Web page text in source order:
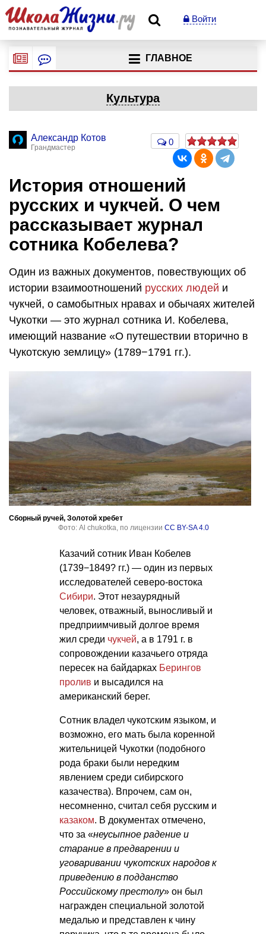
Войти
ГЛАВНОЕ
Культура
Александр Котов
Грандмастер
0
История отношений
русских и чукчей. О чем
рассказывает журнал
сотника Кобелева?
Один из важных документов, повествующих об
истории взаимоотношений русских людей и
чукчей, о самобытных нравах и обычаях жителей
Чукотки — это журнал сотника И. Кобелева,
имеющий название «О путешествии вторично в
Чукотскую землицу» (1789−1791 гг.).
Сборный ручей, Золотой хребет
Фото: Al chukotka, по лицензии CC BY-SA 4.0
Казачий сотник Иван Кобелев
(1739−1849? гг.) — один из первых
исследователей северо-востока
Сибири. Этот незаурядный
человек, отважный, выносливый и
предприимчивый долгое время
жил среди чукчей, а в 1791 г. в
сопровождении казачьего отряда
пересек на байдарках Берингов
пролив и высадился на
американский берег.
Сотник владел чукотским языком, и
возможно, его мать была коренной
жительницей Чукотки (подобного
рода браки были нередким
явлением среди сибирского
казачества). Впрочем, сам он,
несомненно, считал себя русским и
казаком. В документах отмечено,
что за «неусыпное радение и
старание в предварении и
уговаривании чукотских народов к
приведению в подданство
Российскому престолу» он был
награжден специальной золотой
медалью и представлен к чину